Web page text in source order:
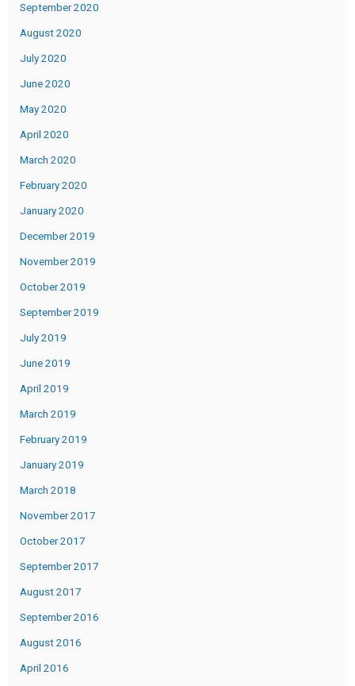
September 2020
August 2020
July 2020
June 2020
May 2020
April 2020
March 2020
February 2020
January 2020
December 2019
November 2019
October 2019
September 2019
July 2019
June 2019
April 2019
March 2019
February 2019
January 2019
March 2018
November 2017
October 2017
September 2017
August 2017
September 2016
August 2016
April 2016